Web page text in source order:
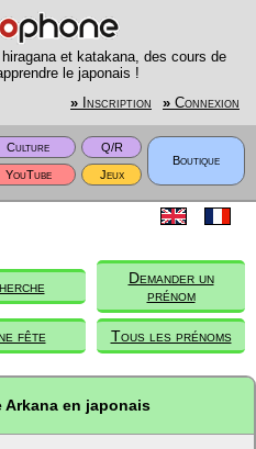
et katakana, des cours de
le japonais !
» Inscription » Connexion
Culture
Q/R
Boutique
YouTube Jeux
Demander un
prénom
fête Tous les prénoms
en japonais